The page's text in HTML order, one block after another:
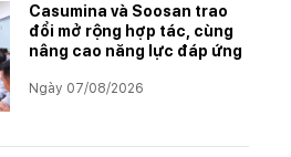
Casumina và Soosan trao
đổi mở rộng hợp tác, cùng
nâng cao năng lực đáp ứng
Ngày 07/08/2026